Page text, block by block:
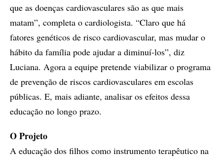
que as doenças cardiovasculares são as que mais
matam”, completa o cardiologista. “Claro que há
fatores genéticos de risco cardiovascular, mas mudar o
hábito da família pode ajudar a diminuí-los”, diz
Luciana. Agora a equipe pretende viabilizar o programa
de prevenção de riscos cardiovasculares em escolas
públicas. E, mais adiante, analisar os efeitos dessa
educação no longo prazo.
O Projeto
A educação dos filhos como instrumento terapêutico na